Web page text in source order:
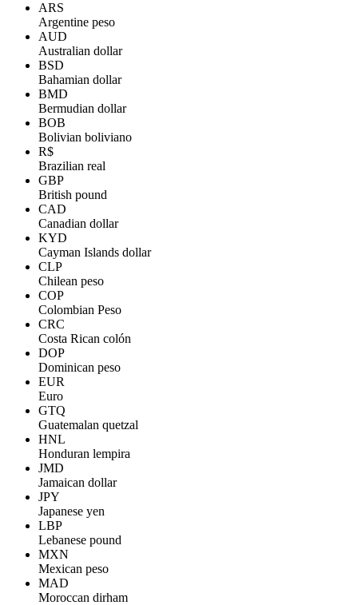
ARS
Argentine peso
AUD
Australian dollar
BSD
Bahamian dollar
BMD
Bermudian dollar
BOB
Bolivian boliviano
R$
Brazilian real
GBP
British pound
CAD
Canadian dollar
KYD
Cayman Islands dollar
CLP
Chilean peso
COP
Colombian Peso
CRC
Costa Rican colón
DOP
Dominican peso
EUR
Euro
GTQ
Guatemalan quetzal
HNL
Honduran lempira
JMD
Jamaican dollar
JPY
Japanese yen
LBP
Lebanese pound
MXN
Mexican peso
MAD
Moroccan dirham